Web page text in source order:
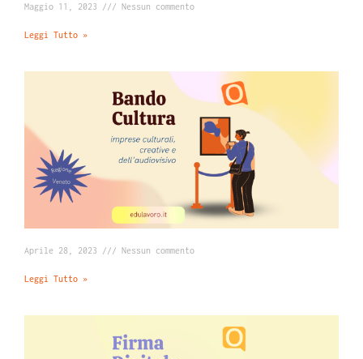
Maggio 11, 2023 Nessun commento
Leggi Tutto »
Aprile 28, 2023 Nessun commento
Leggi Tutto »